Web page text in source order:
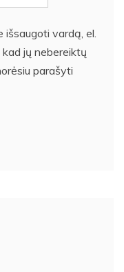
vardą, el.
jų nebereiktų
parašyti